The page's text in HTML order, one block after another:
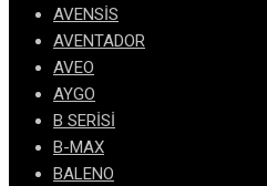
AVENSİS
AVENTADOR
AVEO
AYGO
B SERİSİ
B-MAX
BALENO